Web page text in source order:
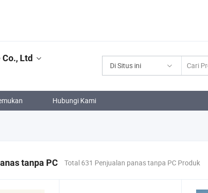
Di Situs ini
Ltd
Hubungi Kami
tanpa PC Total 631 Penjualan panas tanpa PC Produk